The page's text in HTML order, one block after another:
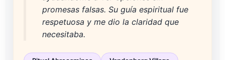
promesas falsas. Su guía espiritual fue
respetuosa y me dio la claridad que
necesitaba.